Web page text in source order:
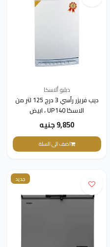
دبليو ألاسكا
ديب فريزر رأسي 3 درج 125 لتر من
الاسكا UP140 ، ابيض
9,850 جنيه
اضف الى السلة
جديد